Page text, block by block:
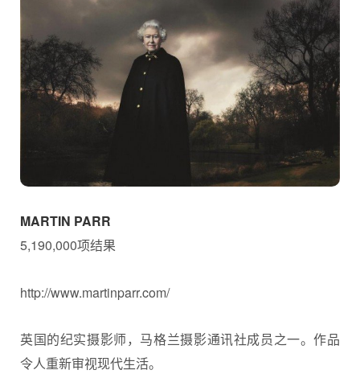
MARTIN PARR
5,190,000项结果
http://www.martinparr.com/
英国的纪实摄影师，马格兰摄影通讯社成员之一。作品
令人重新审视现代生活。